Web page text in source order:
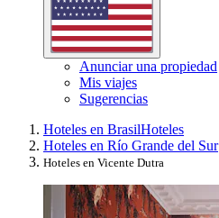
Anunciar una propiedad
Mis viajes
Sugerencias
Hoteles en BrasilHoteles
Hoteles en Río Grande del Sur
Hoteles en Vicente Dutra